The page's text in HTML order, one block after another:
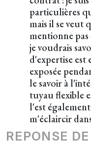
particulières
mais il se veut
mentionne
je voudrais
d'expertise est
exposée
le savoir à
tuyau flexible
l'est
m'éclaircir
REPONSE